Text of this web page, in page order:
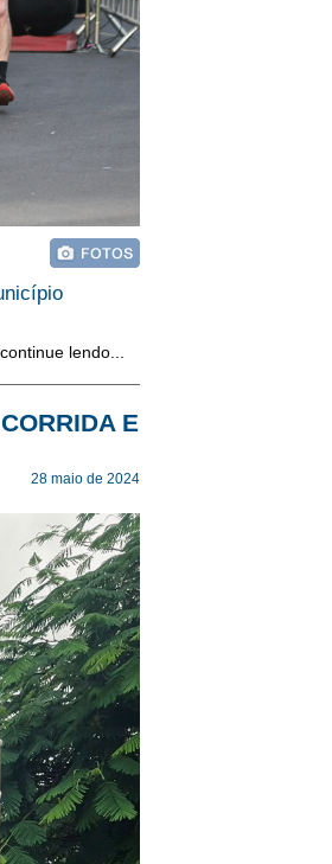
continue lendo...
E
28 maio de 2024